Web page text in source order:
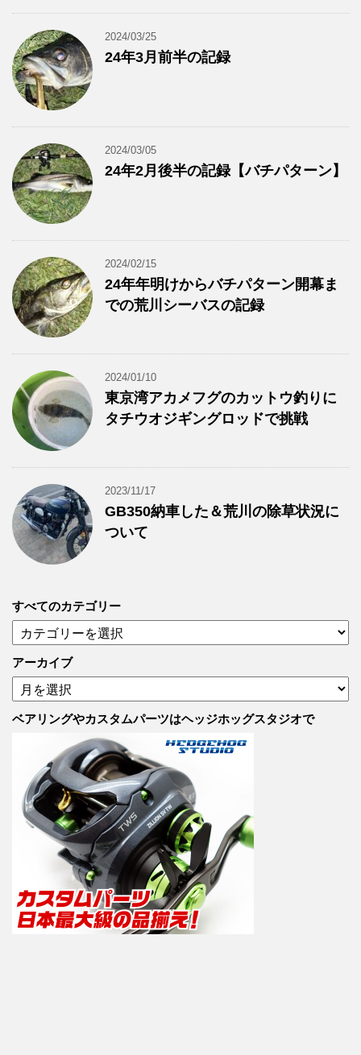
2024/03/25
24年3月前半の記録
2024/03/05
24年2月後半の記録【バチパターン】
2024/02/15
24年年明けからバチパターン開幕ま
での荒川シーバスの記録
2024/01/10
東京湾アカメフグのカットウ釣りに
タチウオジギングロッドで挑戦
2023/11/17
GB350納車した＆荒川の除草状況に
ついて
すべてのカテゴリー
べ
て
の
カ
テ
アーカイブ
ア
ー
カ
ベアリングやカスタムパーツはヘッジホッグスタジオで